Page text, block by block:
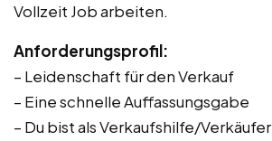
Vollzeit Job arbeiten.
Anforderungsprofil:
– Leidenschaft für den Verkauf
– Eine schnelle Auffassungsgabe
– Du bist als Verkaufshilfe/